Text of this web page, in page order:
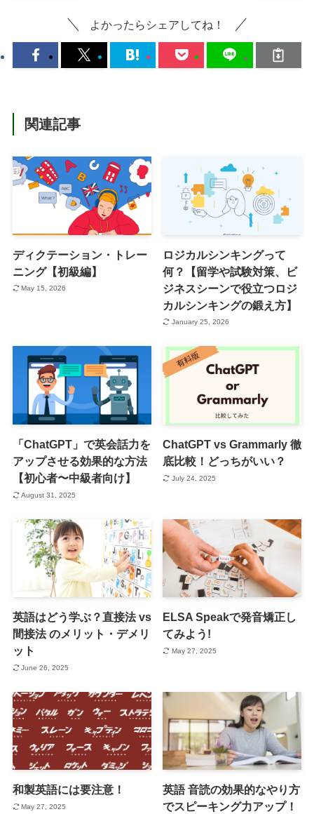
よかったらシェアしてね！
関連記事
ディクテーション・トレー
ニング【初級編】
May 15, 2026
ロジカルシンキングって
何？【留学や試験対策、ビ
ジネスシーンで役立つロジ
カルシンキングの鍛え方】
January 25, 2026
「ChatGPT」で英会話力を
アップさせる効果的な方法
【初心者〜中級者向け】
August 31, 2025
ChatGPT vs Grammarly 徹
底比較！どっちがいい？
July 24, 2025
英語はどう学ぶ？直接法 vs
間接法 のメリット・デメリ
ット
June 26, 2025
ELSA Speakで発音矯正し
てみよう!
May 27, 2025
和製英語には要注意！
May 27, 2025
英語 音読の効果的なやり方
でスピーキング力アップ！